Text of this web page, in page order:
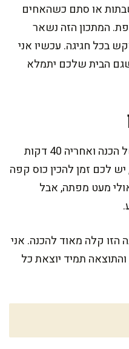
או סתם כשהאחים
המתכון הזה נשאר
בכל חגיגה. עכשיו אני
הבית שלכם יתמלא
המתכון הזה דורש כחצי שעה של הכנה ואחריה 40 דקות
לכם זמן להכין כוס קפה
מעט מפתה, אבל
קלה מאוד להכנה. אני
תמיד יוצאת כל